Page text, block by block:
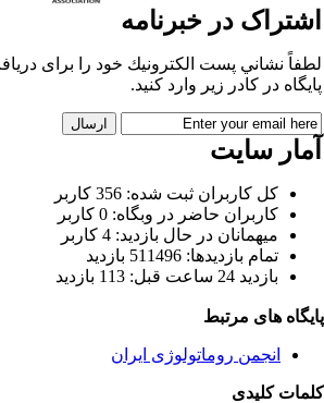
در خبرنامه
نشاني پست الكترونيك خود را برای
در كادر زير وارد كنيد.
سایت
كل کاربران ثبت شده: 356 کاربر
کاربران حاضر در وبگاه: 0 کاربر
ميهمانان در حال بازديد: 4 کاربر
تمام بازديد‌ها: 511496 بازدید
بازديد 24 ساعت قبل: 113 بازدید
های مرتبط
انجمن روماتولوژی ایران
کلیدی